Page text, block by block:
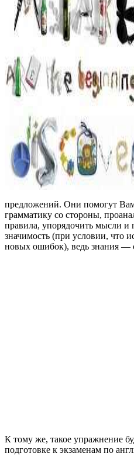
предложений. Они помогут
грамматику со стороны,
правила, упорядочить мысли и
значимость (при условии, что
новых ошибок), ведь знания —
К тому же, такое упражнение
подготовке к экзаменам по